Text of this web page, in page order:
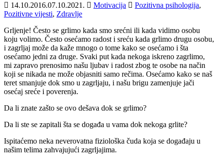
14.10.2016.07.10.2021. Motivacija Pozitivna psihologija,
Pozitivne vijesti, Zdravlje
Grljenje! Često se grlimo kada smo srećni ili kada vidimo osobu
koju volimo. Često osećamo radost i sreću kada grlimo drugu osobu,
i zagrljaj može da kaže mnogo o tome kako se osećamo i šta
osećamo jedni za druge. Svaki put kada nekoga iskreno zagrlimo,
mi zapravo prenosimo našu ljubav i radost zbog te osobe na način
koji se nikada ne može objasniti samo rečima. Osećamo kako se naš
teret smanjuje dok smo u zagrljaju, i našu brigu zamenjuje jači
osećaj sreće i poverenja.
Da li znate zašto se ovo dešava dok se grlimo?
Da li ste se zapitali šta se događa u vama dok nekoga grlite?
Ispitaćemo neka neverovatna fiziološka čuda koja se događaju u
našim telima zahvajujući zagrljajima.